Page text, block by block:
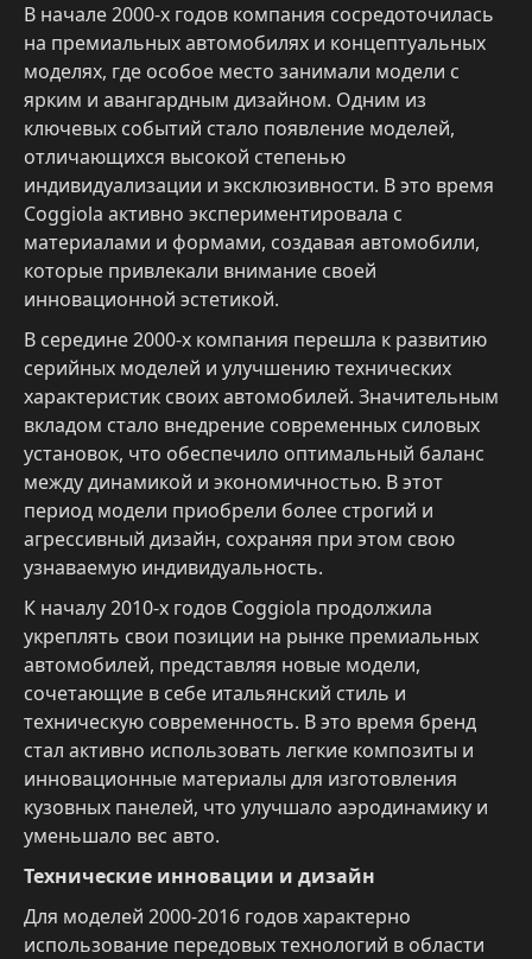
В начале 2000-х годов компания сосредоточилась
на премиальных автомобилях и концептуальных
моделях, где особое место занимали модели с
ярким и авангардным дизайном. Одним из
ключевых событий стало появление моделей,
отличающихся высокой степенью
индивидуализации и эксклюзивности. В это время
Coggiola активно экспериментировала с
материалами и формами, создавая автомобили,
которые привлекали внимание своей
инновационной эстетикой.
В середине 2000-х компания перешла к развитию
серийных моделей и улучшению технических
характеристик своих автомобилей. Значительным
вкладом стало внедрение современных силовых
установок, что обеспечило оптимальный баланс
между динамикой и экономичностью. В этот
период модели приобрели более строгий и
агрессивный дизайн, сохраняя при этом свою
узнаваемую индивидуальность.
К началу 2010-х годов Coggiola продолжила
укреплять свои позиции на рынке премиальных
автомобилей, представляя новые модели,
сочетающие в себе итальянский стиль и
техническую современность. В это время бренд
стал активно использовать легкие композиты и
инновационные материалы для изготовления
кузовных панелей, что улучшало аэродинамику и
уменьшало вес авто.
Технические инновации и дизайн
Для моделей 2000-2016 годов характерно
использование передовых технологий в области